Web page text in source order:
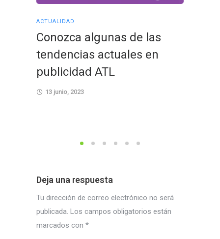
ACTUALIDAD
Conozca algunas de las
tendencias actuales en
publicidad ATL
13 junio, 2023
Deja una respuesta
Tu dirección de correo electrónico no será
publicada. Los campos obligatorios están
marcados con *